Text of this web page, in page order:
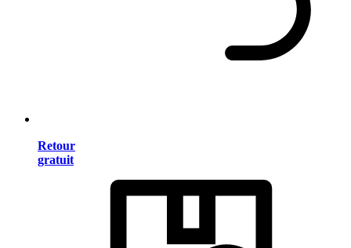
Retour
gratuit